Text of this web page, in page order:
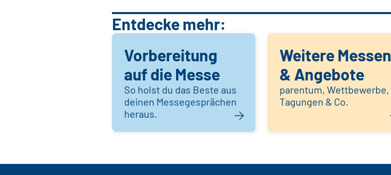
Entdecke mehr:
Vorbereitung
auf die Messe
So holst du das Beste aus
deinen Messegesprächen
heraus.
Weitere Messen
& Angebote
parentum, Wettbewerbe,
Tagungen & Co.